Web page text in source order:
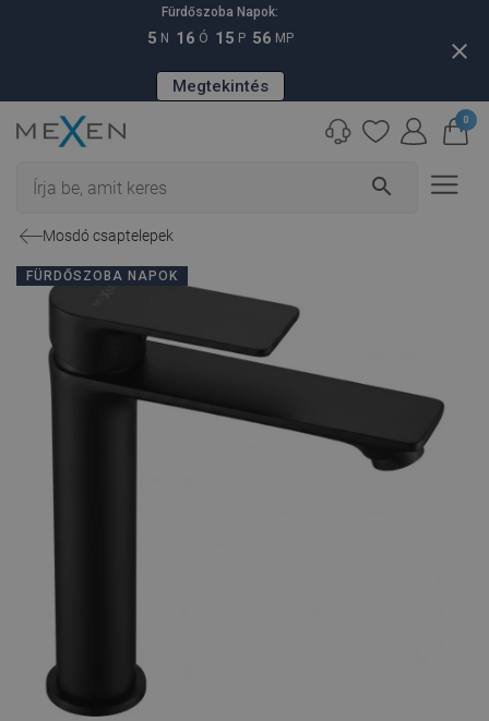
Fürdőszoba Napok:
5 N 16 Ó 15 P 55 MP
Megtekintés
close
search
0
Mosdó csaptelepek
FÜRDŐSZOBA NAPOK